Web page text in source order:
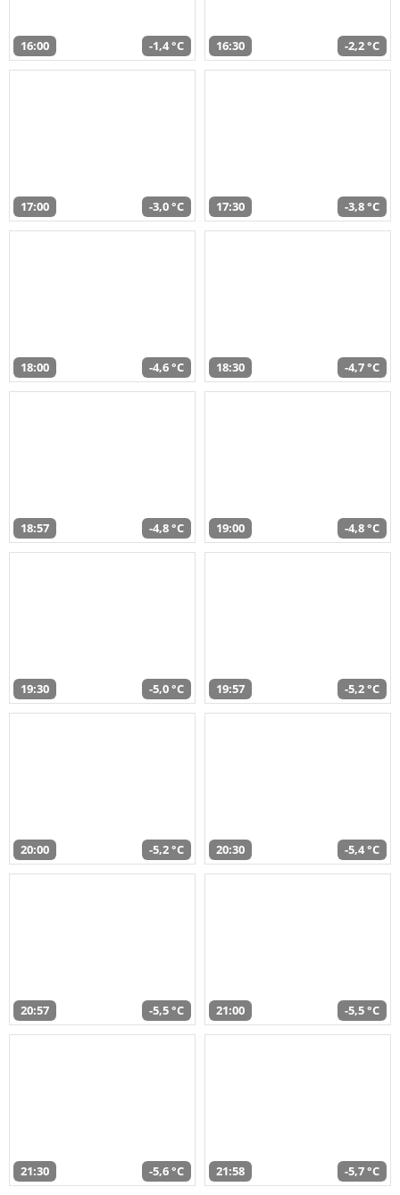
16:00 -1,4 °C 16:30 -2,2 °C
17:00 -3,0 °C 17:30 -3,8 °C
18:00 -4,6 °C 18:30 -4,7 °C
18:57 -4,8 °C 19:00 -4,8 °C
19:30 -5,0 °C 19:57 -5,2 °C
20:00 -5,2 °C 20:30 -5,4 °C
20:57 -5,5 °C 21:00 -5,5 °C
21:30 -5,6 °C 21:58 -5,7 °C